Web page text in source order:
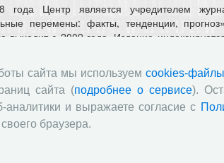
года Центр является учредителем
перемены: факты, тенденции,
выходит с 2009 года. Издание
уровень Единого государственного перечня
8 место в рейтинге SCIENCE INDEX
Экономические науки».
проведенном в 2026 году, приняли
авторы, рецензенты и сотрудники
сайта мы используем cookies-файлы
сайта (подробнее о сервисе).
и выражаете согласие с
браузера.